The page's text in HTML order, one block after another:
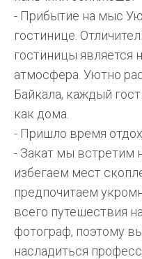
- Прибытие на мыс
гостинице.
гостиницы является
атмосфера. Уютно
Байкала, каждый
как дома.
- Пришло время
- Закат мы встретим
избегаем мест
предпочитаем
всего путешествия
фотограф, поэтому
насладиться